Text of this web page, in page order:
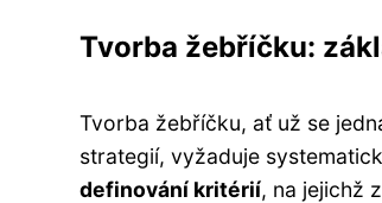
Tvorba žebříčku:
Tvorba žebříčku, ať už se
strategií, vyžaduje
definování kritérií, na jejichž